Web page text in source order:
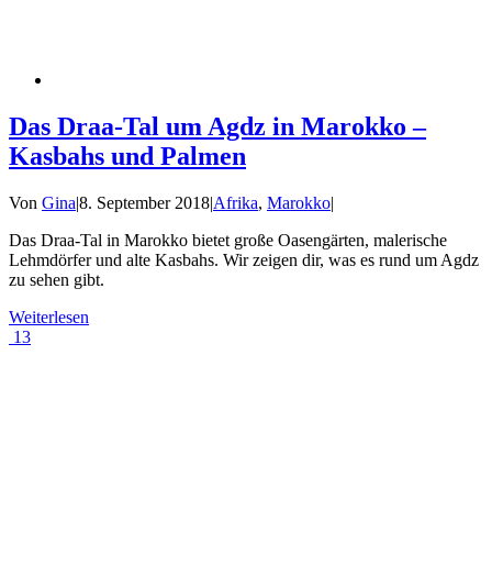
Das Draa-Tal um Agdz in Marokko –
Kasbahs und Palmen
Von Gina|8. September 2018|Afrika, Marokko|
Das Draa-Tal in Marokko bietet große Oasengärten, malerische
Lehmdörfer und alte Kasbahs. Wir zeigen dir, was es rund um Agdz
zu sehen gibt.
Weiterlesen
13